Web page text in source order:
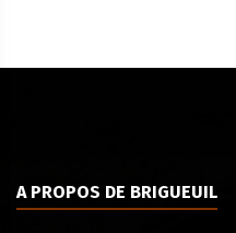
A PROPOS DE BRIGUEUIL